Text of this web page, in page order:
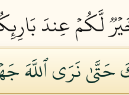
لَّكُمۡ عِندَ
نَرَى ٱللَّهَ